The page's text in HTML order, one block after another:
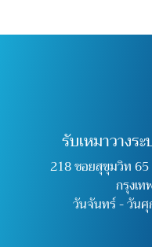
รับเหมาวางร
218 ซอยสุขุมวิท 65
กรุงเ
วันจันทร์ - วันศุ